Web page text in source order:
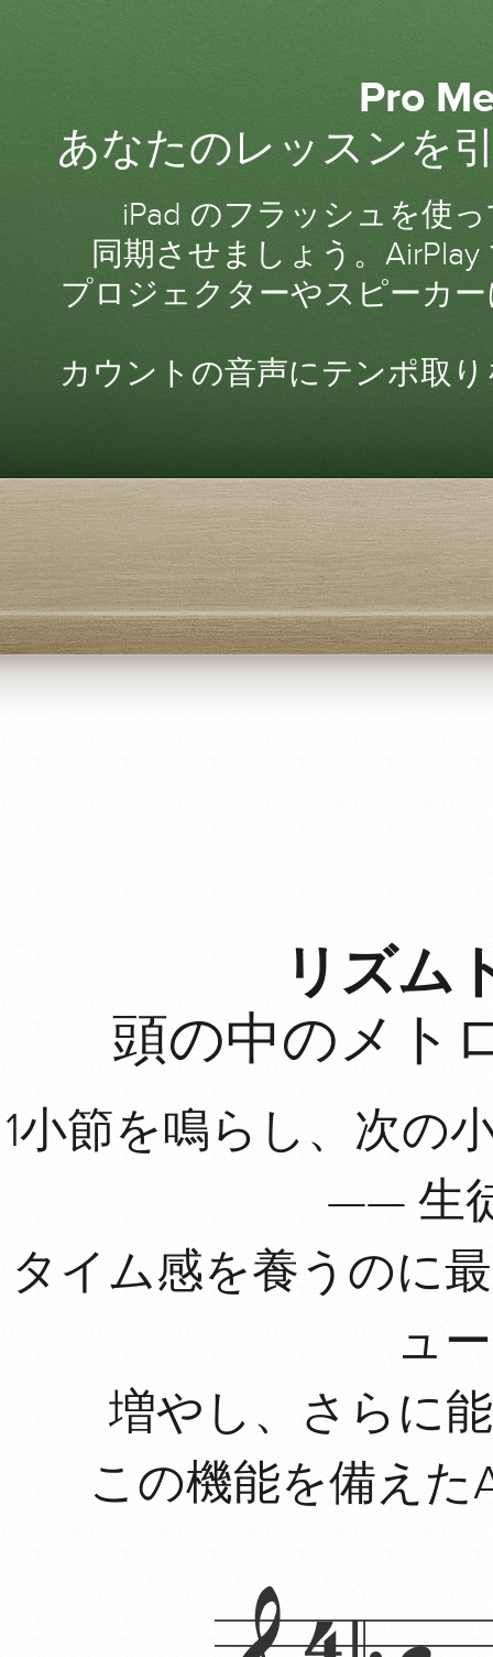
Pro
あなたのレッスンを
iPad のフラッシュを使
同期させましょう。
プロジェクターやスピーカ
カウントの音声にテンポ取
リズム
頭の中のメト
1小節を鳴らし、次の
—— 生
タイム感を養うのに
ュ
増やし、さらに
この機能を備え